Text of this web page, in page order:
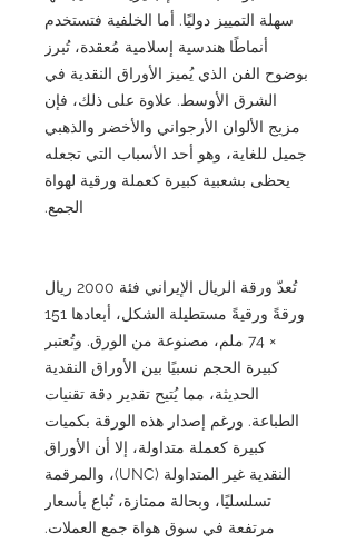
سهلة التمييز دوليًا. أما الخلفية فتستخدم
أنماطًا هندسية إسلامية مُعقدة، تُبرز
بوضوح الفن الذي يُميز الأوراق النقدية في
الشرق الأوسط. علاوة على ذلك، فإن
مزيج الألوان الأرجواني والأخضر والذهبي
جميل للغاية، وهو أحد الأسباب التي تجعله
يحظى بشعبية كبيرة كعملة ورقية لهواة
الجمع.
تُعدّ ورقة الريال الإيراني فئة 2000 ريال
ورقةً ورقيةً مستطيلة الشكل، أبعادها 151
× 74 ملم، مصنوعة من الورق. وتُعتبر
كبيرة الحجم نسبيًا بين الأوراق النقدية
الحديثة، مما يُتيح تقدير دقة تقنيات
الطباعة. ورغم إصدار هذه الورقة بكميات
كبيرة كعملة متداولة، إلا أن الأوراق
النقدية غير المتداولة (UNC)، والمرقمة
تسلسليًا، وبحالة ممتازة، تُباع بأسعار
مرتفعة في سوق هواة جمع العملات.